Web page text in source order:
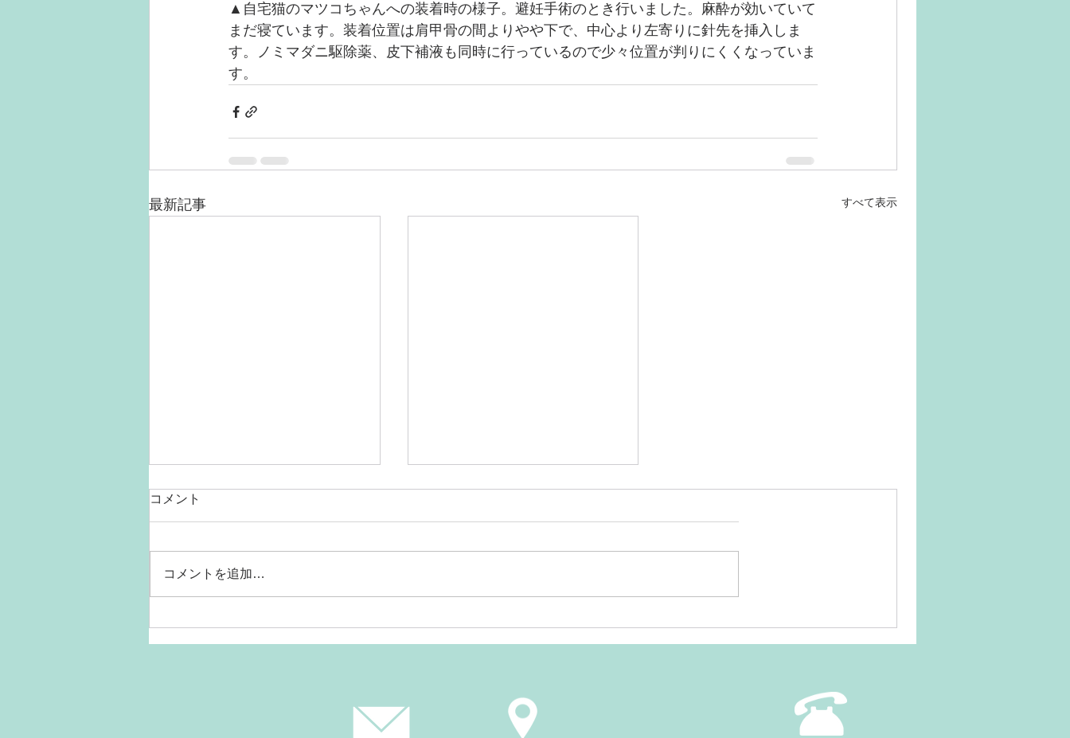
▲自宅猫のマツコちゃんへの装着時の様子。避妊手術のとき行いました。麻酔が効いていて
まだ寝ています。装着位置は肩甲骨の間よりやや下で、中心より左寄りに針先を挿入しま
す。ノミマダニ駆除薬、皮下補液も同時に行っているので少々位置が判りにくくなっていま
す。
最新記事 すべて表示
ださい
いて
コメント
コメントを追加…